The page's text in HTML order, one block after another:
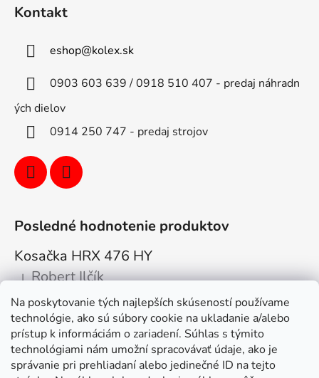
Na poskytovanie tých najlepších skúseností používame
technológie, ako sú súbory cookie na ukladanie a/alebo
prístup k informáciám o zariadení. Súhlas s týmito
technológiami nám umožní spracovávať údaje, ako je
správanie pri prehliadaní alebo jedinečné ID na tejto
Kontakt
eshop@kolex.sk
0903 603 639 / 0918 510 407 - predaj náhradn
ých dielov
0914 250 747 - predaj strojov
Posledné hodnotenie produktov
Kosačka HRX 476 HY
Hodnotenie produktu je 5 z 5 hviezdičiek.
| Robert Ilčík
Super. Odporúčam
Facebook